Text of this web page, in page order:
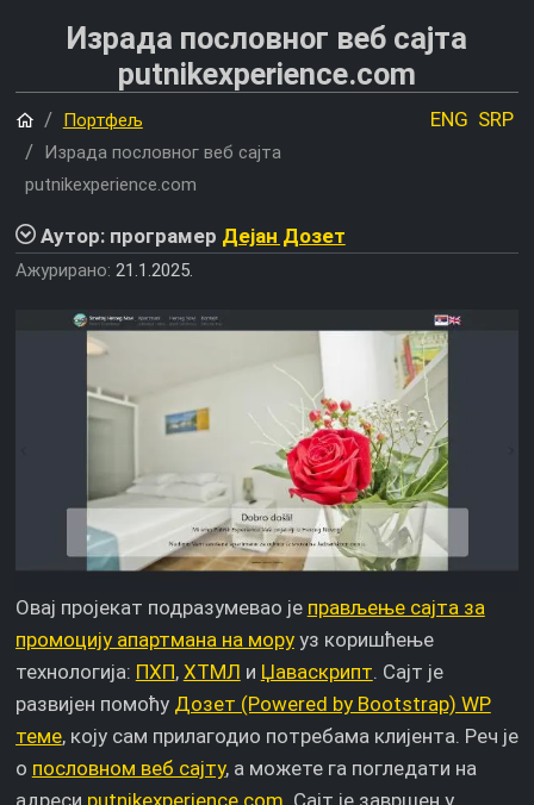
Израда пословног веб сајта
putnikexperience.com
Почетна
Портфељ
Израда пословног веб сајта
putnikexperience.com
ENG SRP
Аутор: програмер Дејан Дозет
Ажурирано: 21.1.2025.
Овај пројекат подразумевао је прављење сајта за
промоцију апартмана на морууз коришћење
технологија: ПХП, ХТМЛ и Џаваскрипт. Сајт је
развијен помоћу Дозет (Powered by Bootstrap) WP
теме, коју сам прилагодио потребама клијента. Реч је
о пословном веб сајту, а можете га погледати на
адреси putnikexperience.com. Сајт је завршен у